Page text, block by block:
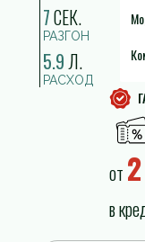
7СЕК.
РАЗГОН
5.9 Л.
РАСХОД
от
в